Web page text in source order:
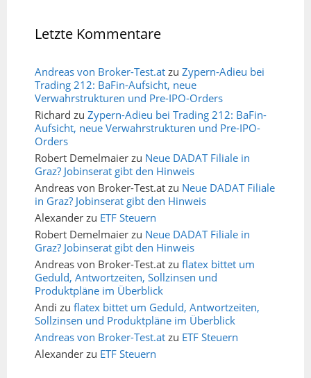
Letzte Kommentare
Andreas von Broker-Test.at zu Zypern-Adieu bei
Trading 212: BaFin-Aufsicht, neue
Verwahrstrukturen und Pre-IPO-Orders
Richard zu Zypern-Adieu bei Trading 212: BaFin-
Aufsicht, neue Verwahrstrukturen und Pre-IPO-
Orders
Robert Demelmaier zu Neue DADAT Filiale in
Graz? Jobinserat gibt den Hinweis
Andreas von Broker-Test.at zu Neue DADAT Filiale
in Graz? Jobinserat gibt den Hinweis
Alexander zu ETF Steuern
Robert Demelmaier zu Neue DADAT Filiale in
Graz? Jobinserat gibt den Hinweis
Andreas von Broker-Test.at zu flatex bittet um
Geduld, Antwortzeiten, Sollzinsen und
Produktpläne im Überblick
Andi zu flatex bittet um Geduld, Antwortzeiten,
Sollzinsen und Produktpläne im Überblick
Andreas von Broker-Test.at zu ETF Steuern
Alexander zu ETF Steuern